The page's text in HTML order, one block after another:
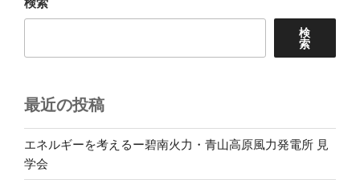
ン
検索
検
索
最近の投稿
エネルギーを考えるー碧南火力・青山高原風力発電所 見
学会